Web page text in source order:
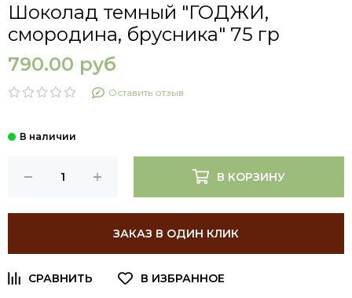
Шоколад темный "ГОДЖИ,
смородина, брусника" 75 гр
790.00 руб
Оставить отзыв
В КОРЗИНУ
ЗАКАЗ В ОДИН КЛИК